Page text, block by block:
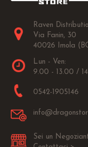
Raven
Via Fanin, 30
40026 Imola
Lun - Ven:
9.00 - 13.00 /
0542-1905146
Sei un